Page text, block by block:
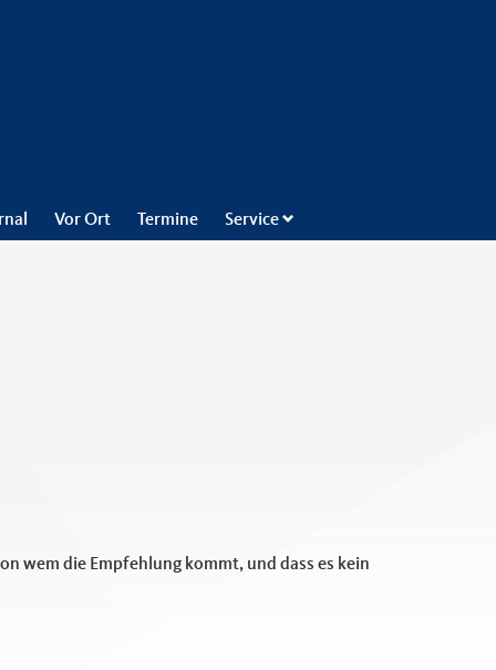
Vor Ort Termine Service
wem die Empfehlung kommt, und dass es kein